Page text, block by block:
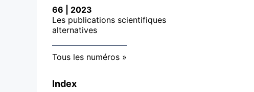
66 | 2023
Les publications scientifiques
alternatives
Tous les numéros
Index